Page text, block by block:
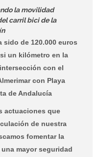
la movilidad
carril bici de la
de 120.000 euros
un kilómetro en la
con el
con Playa
de Andalucía
actuaciones que
de nuestra
fomentar la
mayor seguridad